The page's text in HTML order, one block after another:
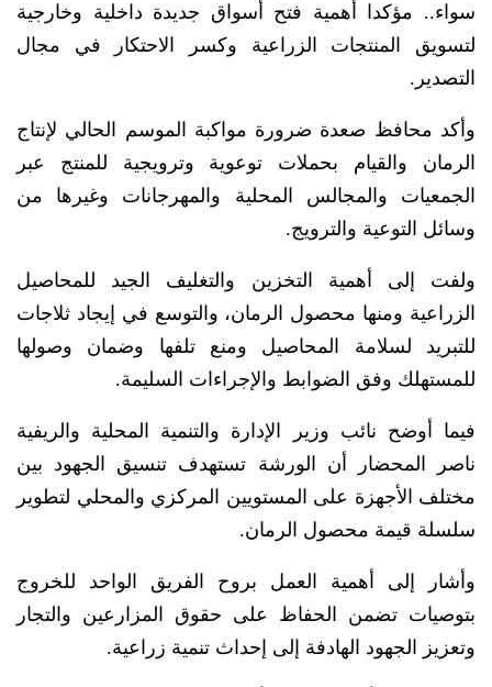
سواء.. مؤكدا أهمية فتح أسواق جديدة داخلية وخارجية
لتسويق المنتجات الزراعية وكسر الاحتكار في مجال
التصدير.
وأكد محافظ صعدة ضرورة مواكبة الموسم الحالي لإنتاج
الرمان والقيام بحملات توعوية وترويجية للمنتج عبر
الجمعيات والمجالس المحلية والمهرجانات وغيرها من
وسائل التوعية والترويج.
ولفت إلى أهمية التخزين والتغليف الجيد للمحاصيل
الزراعية ومنها محصول الرمان، والتوسع في إيجاد ثلاجات
للتبريد لسلامة المحاصيل ومنع تلفها وضمان وصولها
للمستهلك وفق الضوابط والإجراءات السليمة.
فيما أوضح نائب وزير الإدارة والتنمية المحلية والريفية
ناصر المحضار أن الورشة تستهدف تنسيق الجهود بين
مختلف الأجهزة على المستويين المركزي والمحلي لتطوير
سلسلة قيمة محصول الرمان.
وأشار إلى أهمية العمل بروح الفريق الواحد للخروج
بتوصيات تضمن الحفاظ على حقوق المزارعين والتجار
وتعزيز الجهود الهادفة إلى إحداث تنمية زراعية.